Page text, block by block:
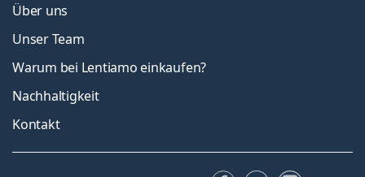
Über uns
Unser Team
Warum bei Lentiamo einkaufen?
Nachhaltigkeit
Kontakt